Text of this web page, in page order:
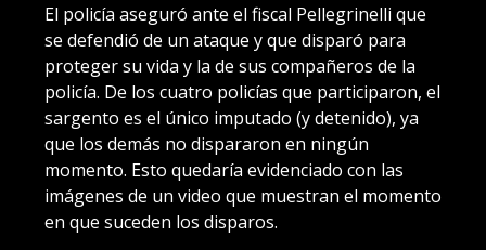
El policía aseguró ante el fiscal Pellegrinelli que
se defendió de un ataque y que disparó para
proteger su vida y la de sus compañeros de la
policía. De los cuatro policías que participaron, el
sargento es el único imputado (y detenido), ya
que los demás no dispararon en ningún
momento. Esto quedaría evidenciado con las
imágenes de un video que muestran el momento
en que suceden los disparos.